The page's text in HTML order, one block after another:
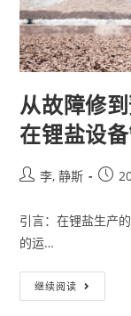
从故障修
在锂盐设
李, 静斯
引言：在锂盐生产
的运…
继续阅读